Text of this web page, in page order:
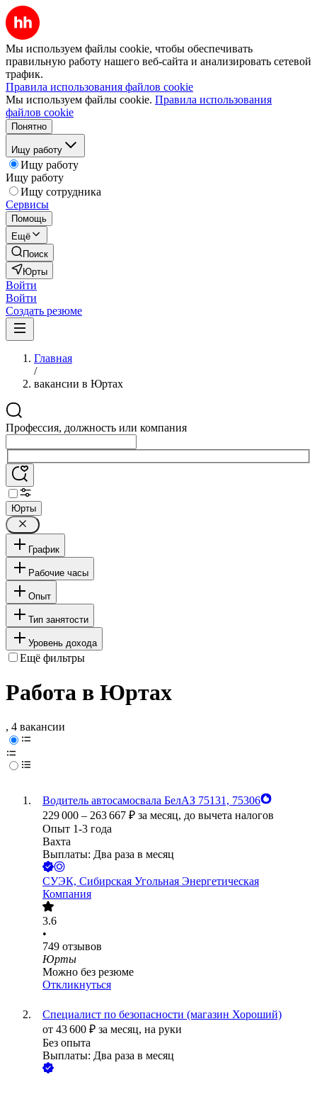
Мы используем файлы cookie, чтобы обеспечивать
правильную работу нашего веб-сайта и анализировать сетевой
трафик.
Правила использования файлов cookie
Мы используем файлы cookie. Правила использования
файлов cookie
Понятно
Ищу работу
Ищу работу
Ищу работу
Ищу сотрудника
Сервисы
Помощь
Ещё
Поиск
Юрты
Войти
Войти
Создать резюме
Главная
/
вакансии в Юртах
Профессия, должность или компания
Юрты
График
Рабочие часы
Опыт
Тип занятости
Уровень дохода
Ещё фильтры
Работа в Юртах
, 4 вакансии
Водитель автосамосвала БелАЗ 75131, 75306
229 000 – 263 667 ₽ за месяц, до вычета налогов
Опыт 1-3 года
Вахта
Выплаты: Два раза в месяц
СУЭК, Сибирская Угольная Энергетическая
Компания
3.6
•
749 отзывов
Юрты
Можно без резюме
Откликнуться
Специалист по безопасности (магазин Хороший)
от 43 600 ₽ за месяц, на руки
Без опыта
Выплаты: Два раза в месяц